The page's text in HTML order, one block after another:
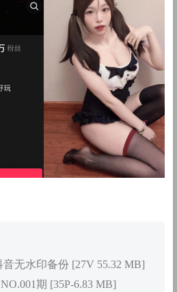
无水印备份 [27V 55.32 MB]
期 [35P-6.83 MB]